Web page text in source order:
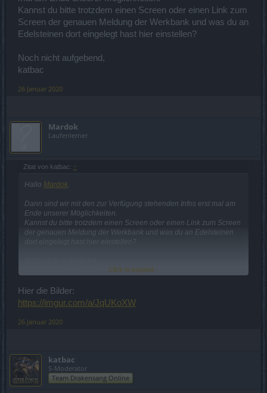
Kannst du bitte trotzdem einen Screen oder einen Link zum
Screen der genauen Meldung der Werkbank und was du an
Edelsteinen dort eingelegt hast hier einstellen?
Noch nicht aufgebend,
katbac
26 Januar 2020
Mardok
Laufenlerner
Zitat von katbac: ↑
Hallo Mardok.
Dann sind wir mit den zur Verfügung stehenden Infos erst mal am
Ende unserer Möglichkeiten.
Kannst du bitte trotzdem einen Screen oder einen Link zum Screen
der genauen Meldung der Werkbank und was du an Edelsteinen
dort eingelegt hast hier einstellen?
Click to expand...
Hier die Bilder:
https://imgur.com/a/JqUKoXW
26 Januar 2020
katbac
S-Moderator
Team Drakensang Online